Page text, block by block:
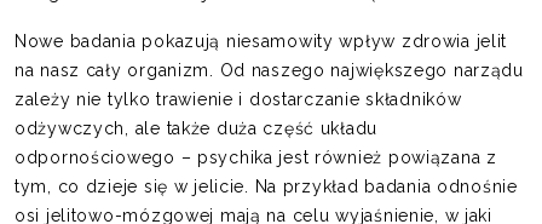
Nowe badania pokazują niesamowity wpływ zdrowia jelit
na nasz cały organizm. Od naszego największego narządu
zależy nie tylko trawienie i dostarczanie składników
odżywczych, ale także duża część układu
odpornościowego – psychika jest również powiązana z
tym, co dzieje się w jelicie. Na przykład badania odnośnie
osi jelitowo-mózgowej mają na celu wyjaśnienie, w jaki